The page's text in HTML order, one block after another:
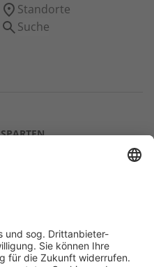
Standorte
Suche
SPARTEN